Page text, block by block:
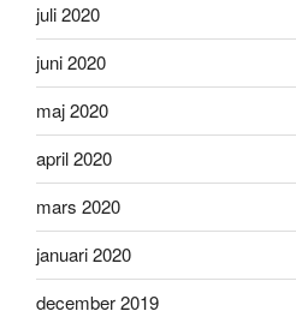
juli 2020
juni 2020
maj 2020
april 2020
mars 2020
januari 2020
december 2019